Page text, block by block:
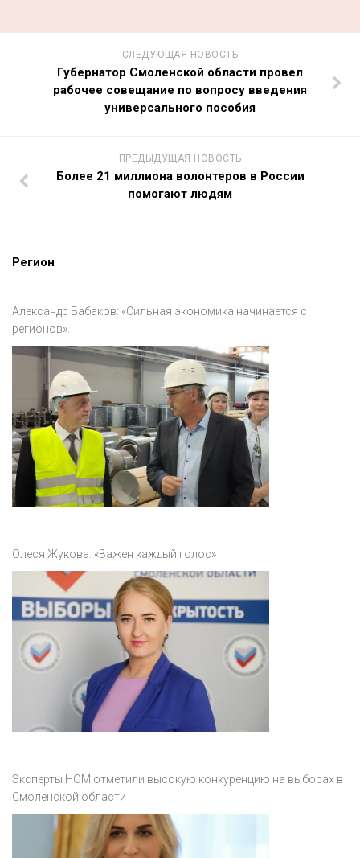
СЛЕДУЮЩАЯ НОВОСТЬ
Губернатор Смоленской области провел
рабочее совещание по вопросу введения
универсального пособия
ПРЕДЫДУЩАЯ НОВОСТЬ
Более 21 миллиона волонтеров в России
помогают людям
Регион
Александр Бабаков: «Сильная экономика начинается с
регионов».
Олеся Жукова: «Важен каждый голос»
Эксперты НОМ отметили высокую конкуренцию на выборах в
Смоленской области